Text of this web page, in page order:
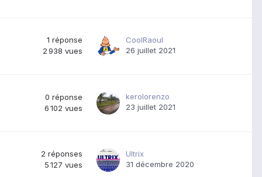
1 réponse
2 938 vues
CoolRaoul
26 juillet 2021
0 réponse
6 102 vues
kerolorenzo
23 juillet 2021
2 réponses
5 127 vues
Ultrix
31 décembre 2020